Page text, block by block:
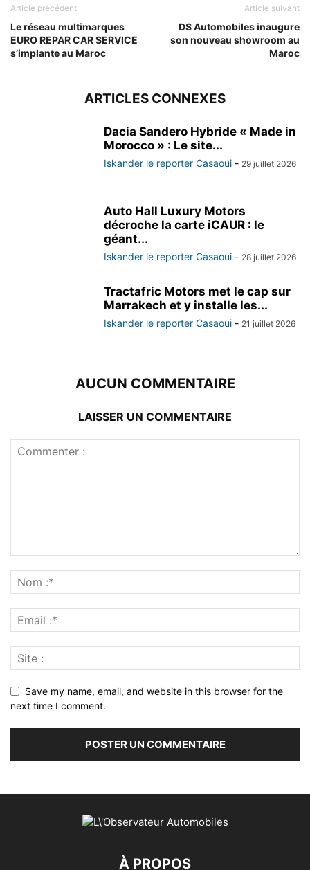
Article précédent
Le réseau multimarques
EURO REPAR CAR SERVICE
s’implante au Maroc
Article suivant
DS Automobiles inaugure
son nouveau showroom au
Maroc
ARTICLES CONNEXES
Dacia Sandero Hybride « Made in
Morocco » : Le site...
Iskander le reporter Casaoui - 29 juillet 2026
Auto Hall Luxury Motors
décroche la carte iCAUR : le
géant...
Iskander le reporter Casaoui - 28 juillet 2026
Tractafric Motors met le cap sur
Marrakech et y installe les...
Iskander le reporter Casaoui - 21 juillet 2026
AUCUN COMMENTAIRE
LAISSER UN COMMENTAIRE
Save my name, email, and website in this browser for the
next time I comment.
À PROPOS